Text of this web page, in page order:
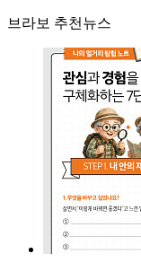
브라보 추천뉴스